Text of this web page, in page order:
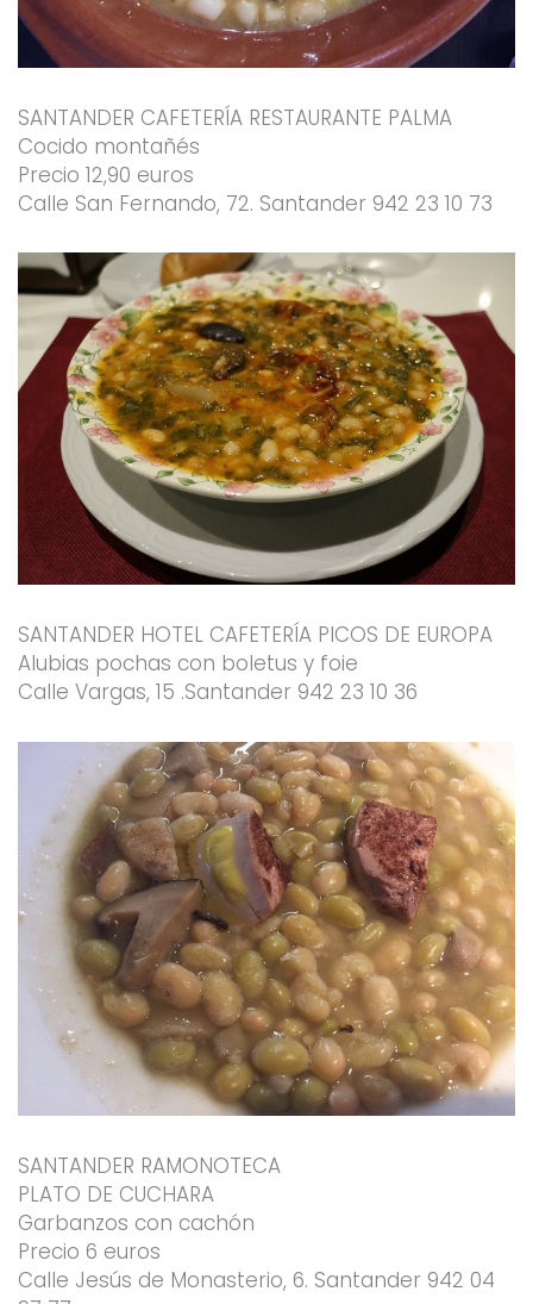
SANTANDER CAFETERÍA RESTAURANTE PALMA
Cocido montañés
Precio 12,90 euros
Calle San Fernando, 72. Santander 942 23 10 73
SANTANDER HOTEL CAFETERÍA PICOS DE EUROPA
Alubias pochas con boletus y foie
Calle Vargas, 15 .Santander 942 23 10 36
SANTANDER RAMONOTECA
PLATO DE CUCHARA
Garbanzos con cachón
Precio 6 euros
Calle Jesús de Monasterio, 6. Santander 942 04